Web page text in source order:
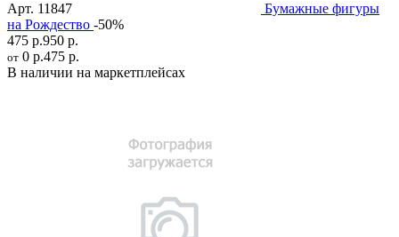
Арт. 11847
Бумажные фигуры
на Рождество -50%
475 р.950 р.
от 0 р.475 р.
В наличии на маркетплейсах